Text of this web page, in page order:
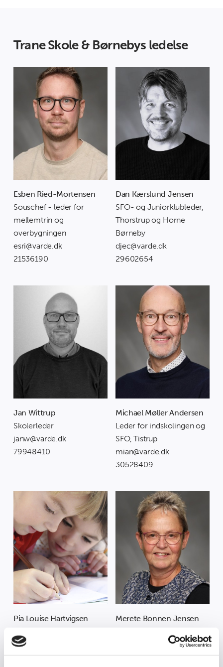
Trane Skole & Børnebys ledelse
Esben Ried-Mortensen
Souschef - leder for
mellemtrin og
overbygningen
esri@varde.dk
21536190
Dan Kærslund Jensen
SFO- og Juniorklubleder,
Thorstrup og Horne
Børneby
djec@varde.dk
29602654
Jan Wittrup
Skolerleder
janw@varde.dk
79948410
Michael Møller Andersen
Leder for indskolingen og
SFO, Tistrup
mian@varde.dk
30528409
Pia Louise Hartvigsen
Børneby, skole og
dagtilbud Trinbrættet
Merete Bonnen Jensen
Børneby, skole og
dagtilbud Regnbuen